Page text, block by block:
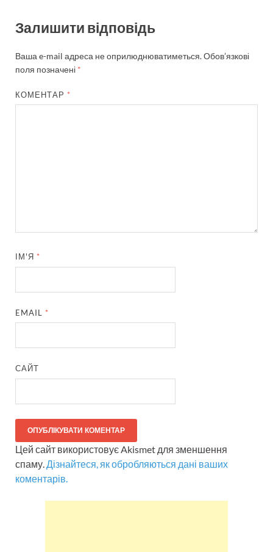
Залишити відповідь
Ваша e-mail адреса не оприлюднюватиметься.Обов’язкові
поля позначені *
КОМЕНТАР *
ІМ'Я *
EMAIL *
САЙТ
Цей сайт використовує Akismet для зменшення
спаму.Дізнайтеся, як обробляються дані ваших
коментарів.